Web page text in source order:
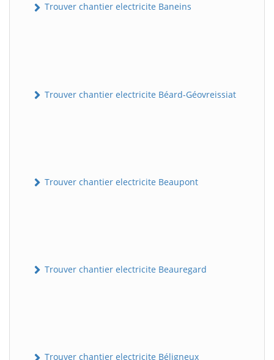
Trouver chantier electricite Baneins
Trouver chantier electricite Béard-Géovreissiat
Trouver chantier electricite Beaupont
Trouver chantier electricite Beauregard
Trouver chantier electricite Béligneux